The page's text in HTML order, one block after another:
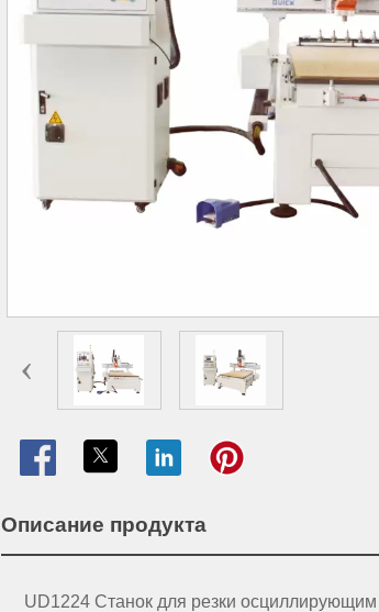
‹

Описание продукта
UD1224 Станок для резки